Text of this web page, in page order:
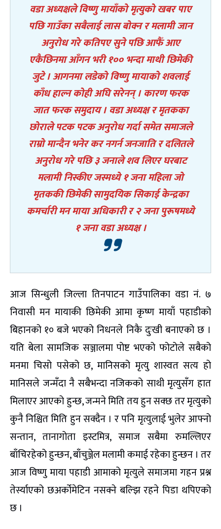
वडा अध्यक्षले विष्णु मायाँको मृत्युको खबर पाए
पछि गाउँका सबैलाई लास बोक्न र मलामी जान
अनुरोध गरे कतिपए सुने पछि आफैँ आए
एकैछिनमा आँगन भरी १०० भन्दा माथी छिमेकी
जुटे । आगनमा लडेको विष्णु मायाको शवलाई
काँध हाल्न कोही अघि सरेनन् । कारण फरक
जात फरक समुदाय । वडा अध्यक्ष र मृतकका
छोराले पटक पटक अनुरोध गर्दा समेत समाजले
राम्रो मान्दैन भनेर कर नगर्न जनजाति र दलितले
अनुरोध गरे पछि ३ जनाले शव लिएर घरबाट
मलामी निस्कीए जस्मध्ये १ जना महिला जो
मृतककी छिमेकी सामुदयिक सिकाई केन्द्रका
कमर्चारी मन माया अधिकारी र २ जना पुरूषमध्ये
१ जना वडा अध्यक्ष ।
आज सिन्धुली जिल्ला तिनपाटन गाउँपालिका वडा नं. ७
निवासी मन मायाकी छिमेकी आमा कृष्ण मायाँ पहाडीको
बिहानको १० बजे भएको निधनले निकै दुःखी बनाएको छ ।
यति बेला सामजिक सञ्जालमा पोष्ट भएको फोटोले सबैको
मनमा चिसो पसेको छ, मानिसको मृत्यु शास्वत सत्य हो
मानिसले जन्मँदा नै सबैभन्दा नजिकको साथी मृत्युसँग हात
मिलाएर आएको हुन्छ, जन्मने मिति तय हुन सक्छ तर मृत्युको
कुनै निश्चित मिति हुन सक्दैन । र पनि मृत्युलाई भुलेर आफ्नो
सन्तान, तानागोता इस्टमित्र, समाज सबैमा रुमल्लिएर
बाँचिरहेको हुन्छन, बाँचुञ्जेल मलामी कमाई रहेका हुन्छन । तर
आज विष्णु माया पहाडी आमाको मृत्युले समाजमा गहन प्रश्न
तेर्स्याएको छअर्कोमेटिन नसक्ने बल्झि रहने पिडा थपिएको
छ ।